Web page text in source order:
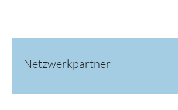
Netzwerkpartner